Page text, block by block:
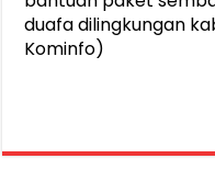
duafa dilingkungan
Kominfo)